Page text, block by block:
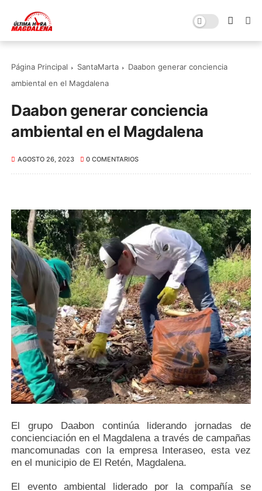
Página Principal SantaMarta
Daabon generar conciencia
ambiental en el Magdalena
Daabon generar conciencia
ambiental en el Magdalena
AGOSTO 26, 2023 0 COMENTARIOS
El grupo Daabon continúa liderando jornadas de
concienciación en el Magdalena a través de campañas
mancomunadas con la empresa Interaseo, esta vez
en el municipio de El Retén, Magdalena.
El evento ambiental liderado por la compañía se